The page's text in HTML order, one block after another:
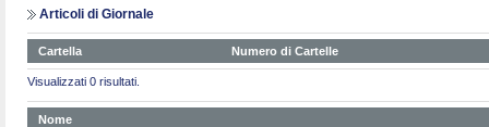
Articoli di Giornale
Cartella Numero di Cartelle
Visualizzati 0 risultati.
Nome